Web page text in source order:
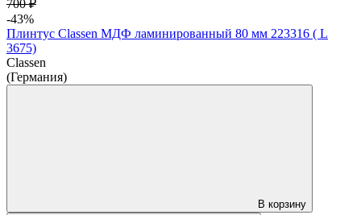
700 ₽
-43%
Плинтус Classen МДФ ламинированный 80 мм 223316 ( L
3675)
Classen
(Германия)
В корзину